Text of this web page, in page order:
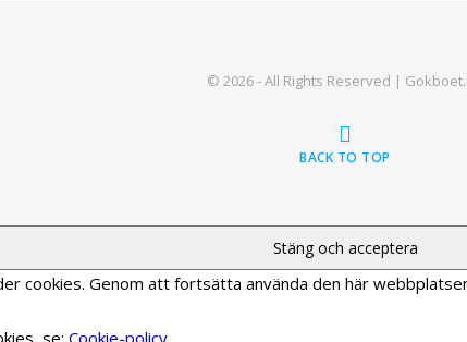
© 2026 - All Rights Reserved |
BACK TO TOP
cookies. Genom att fortsätta använda den här
se: Cookie-policy